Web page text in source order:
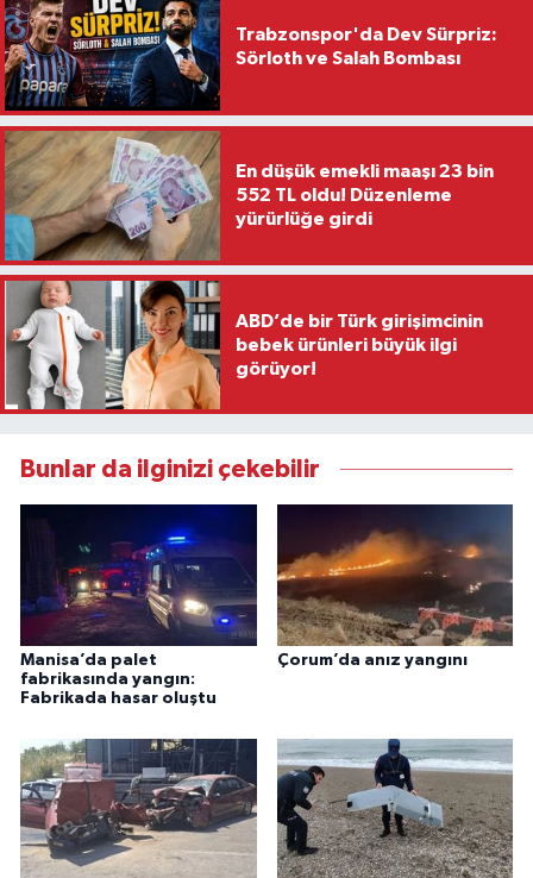
Trabzonspor'da Dev Sürpriz:
Sörloth ve Salah Bombası
En düşük emekli maaşı 23 bin
552 TL oldu! Düzenleme
yürürlüğe girdi
ABD’de bir Türk girişimcinin
bebek ürünleri büyük ilgi
görüyor!
Bunlar da ilginizi çekebilir
Manisa’da palet
fabrikasında yangın:
Fabrikada hasar oluştu
Çorum’da anız yangını